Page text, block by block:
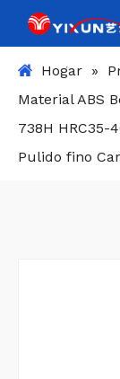
Hogar »
Material ABS
738H HRC35-
Pulido fino